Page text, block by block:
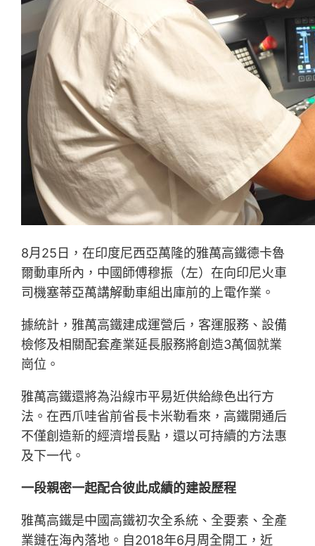
8月25日，在印度尼西亞萬隆的雅萬高鐵德卡魯
爾動車所內，中國師傅穆振（左）在向印尼火車
司機塞蒂亞萬講解動車組出庫前的上電作業。
據統計，雅萬高鐵建成運營后，客運服務、設備
檢修及相關配套產業延長服務將創造3萬個就業
崗位。
雅萬高鐵還將為沿線市平易近供給綠色出行方
法。在西爪哇省前省長卡米勒看來，高鐵開通后
不僅創造新的經濟增長點，還以可持續的方法惠
及下一代。
一段親密一起配合彼此成績的建設歷程
雅萬高鐵是中國高鐵初次全系統、全要素、全產
業鏈在海內落地。自2018年6月周全開工，近